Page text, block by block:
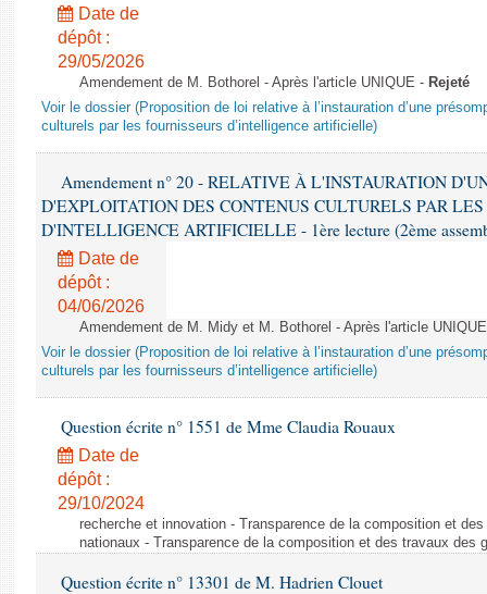
Date de
dépôt :
29/05/2026
Amendement de M. Bothorel - Après l'article UNIQUE - Rejeté
Voir le dossier (Proposition de loi relative à l’instauration d’une
culturels par les fournisseurs d’intelligence artificielle)
Amendement n° 20 - RELATIVE À L'INSTAURATION
D'EXPLOITATION DES CONTENUS CULTURELS PAR LES
D'INTELLIGENCE ARTIFICIELLE - 1ère lecture (2ème
Date de
dépôt :
04/06/2026
Amendement de M. Midy et M. Bothorel - Après l'article
Voir le dossier (Proposition de loi relative à l’instauration d’une
culturels par les fournisseurs d’intelligence artificielle)
Question écrite n° 1551 de Mme Claudia Rouaux
Date de
dépôt :
29/10/2024
recherche et innovation - Transparence de la composition et
nationaux - Transparence de la composition et des travaux des
Question écrite n° 13301 de M. Hadrien Clouet